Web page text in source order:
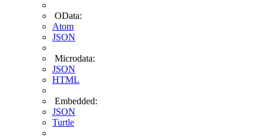
OData:
Atom
JSON
Microdata:
JSON
HTML
Embedded:
JSON
Turtle